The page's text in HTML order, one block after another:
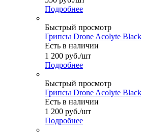
Подробнее
Быстрый просмотр
Грипсы Drone Acolyte
Есть в наличии
1 200 руб./шт
Подробнее
Быстрый просмотр
Грипсы Drone Acolyte Black
Есть в наличии
1 200 руб./шт
Подробнее